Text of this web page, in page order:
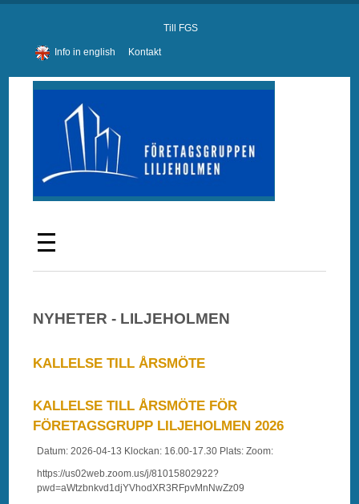
Till FGS
Info in english Kontakt
NYHETER - LILJEHOLMEN
KALLELSE TILL ÅRSMÖTE
KALLELSE TILL ÅRSMÖTE FÖR
FÖRETAGSGRUPP LILJEHOLMEN 2026
Datum: 2026-04-13 Klockan: 16.00-17.30 Plats: Zoom:
https://us02web.zoom.us/j/81015802922?
pwd=aWtzbnkvd1djYVhodXR3RFpvMnNwZz09